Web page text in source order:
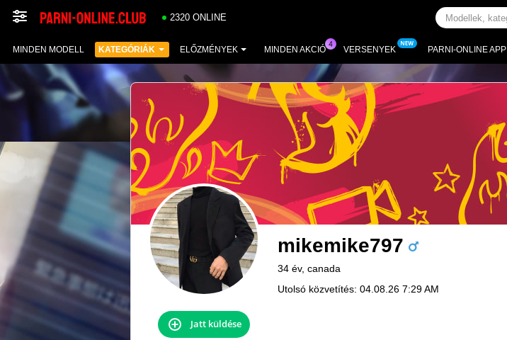
2320 ONLINE
MINDEN MODELL KATEGÓRIÁK ELŐZMÉNYEK MINDEN AKCIÓ VERSENYEK PARNI-ONLINE APP
mikemike797
34 év, canada
Utolsó közvetítés: 04.08.26 7:29 AM
Jatt küldése